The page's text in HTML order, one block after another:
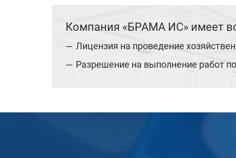
Компания «БРАМА ИС» имеет
Лицензия на проведение
Разрешение на выполнение работ